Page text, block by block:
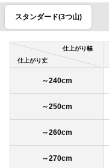
スタンダード(3つ山)
仕上がり幅
仕上がり丈
～240cm
～250cm
～260cm
～270cm